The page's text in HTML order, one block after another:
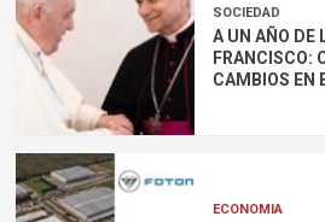
SOCIEDAD
A UN AÑO DE
FRANCISCO:
CAMBIOS EN
ECONOMIA